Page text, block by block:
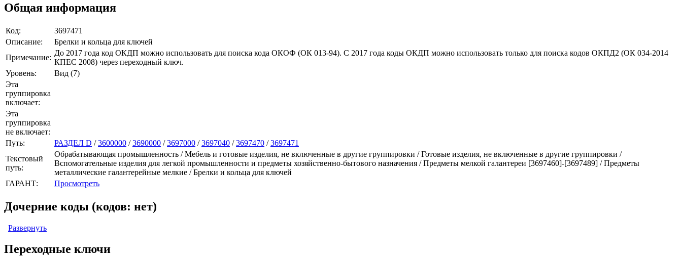
Общая информация
Код:
3697471
Описание:
Брелки и кольца для ключей
Примечание:
До 2017 года код ОКДП можно использовать для поиска кода ОКОФ (ОК 013-94). C 2017 года коды ОКДП можно использовать только для поиска кодов ОКПД2 (ОК 034-2014
КПЕС 2008) через переходный ключ.
Уровень:
Вид (7)
Эта
группировка
включает:
Эта
группировка
не включает:
Путь:
РАЗДЕЛ D /3600000 /3690000 /3697000 /3697040 /3697470 /3697471
Текстовый
путь:
Обрабатывающая промышленность / Мебель и готовые изделия, не включенные в другие группировки / Готовые изделия, не включенные в другие группировки /
Вспомогательные изделия для легкой промышленности и предметы хозяйственно-бытового назначения / Предметы мелкой галантереи [3697460]-[3697489] / Предметы
металлические галантерейные мелкие / Брелки и кольца для ключей
ГАРАНТ:
Просмотреть
Дочерние коды (кодов: нет)
Развернуть
Переходные ключи